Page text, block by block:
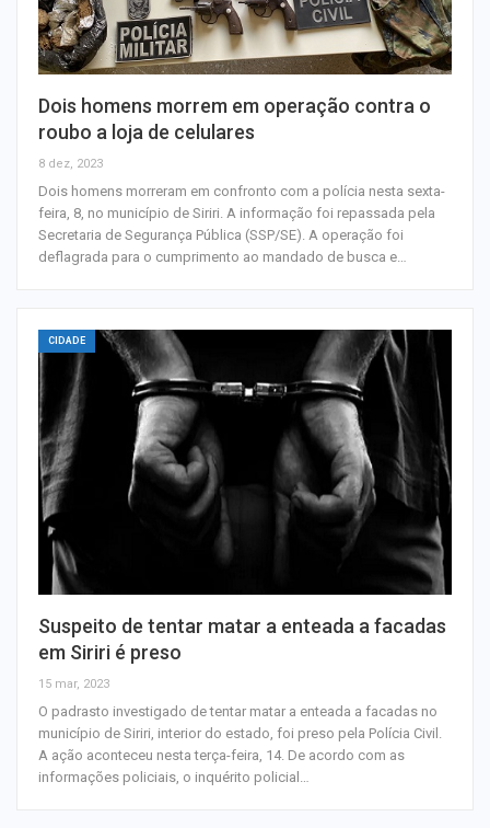
Dois homens morrem em operação contra o
roubo a loja de celulares
8 dez, 2023
Dois homens morreram em confronto com a polícia nesta sexta-
feira, 8, no município de Siriri. A informação foi repassada pela
Secretaria de Segurança Pública (SSP/SE). A operação foi
deflagrada para o cumprimento ao mandado de busca e…
CIDADE
Suspeito de tentar matar a enteada a facadas
em Siriri é preso
15 mar, 2023
O padrasto investigado de tentar matar a enteada a facadas no
município de Siriri, interior do estado, foi preso pela Polícia Civil.
A ação aconteceu nesta terça-feira, 14. De acordo com as
informações policiais, o inquérito policial…